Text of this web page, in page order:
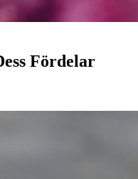
Fördelar